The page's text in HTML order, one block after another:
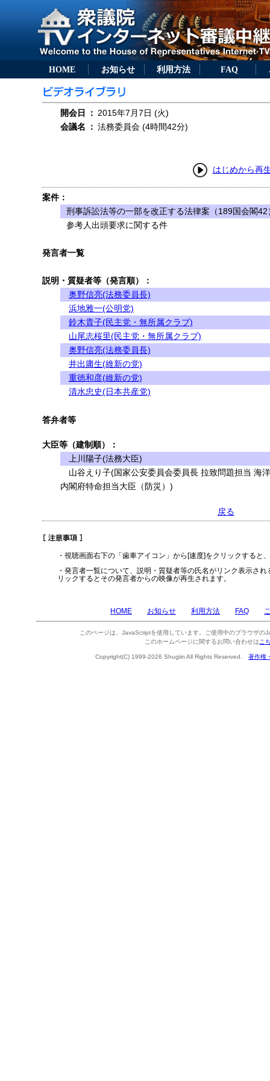
HOME お知らせ 利用方法 FAQ
開会日 ： 2015年7月7日 (火)
会議名
： 法務委員会 (4時間42分)
はじめから再
案件：
刑事訴訟法等の一部を改正する法律案（189国会閣42
参考人出頭要求に関する件
発言者一覧
説明・質疑者等（発言順）：
奥野信亮(法務委員長)
浜地雅一(公明党)
鈴木貴子(民主党・無所属クラブ)
山尾志桜里(民主党・無所属クラブ)
奥野信亮(法務委員長)
井出庸生(維新の党)
重徳和彦(維新の党)
清水忠史(日本共産党)
答弁者等
大臣等（建制順）：
上川陽子(法務大臣)
山谷えり子(国家公安委員会委員長 拉致問題担当 海
内閣府特命担当大臣（防災）)
戻る
・視聴画面右下の「歯車アイコン」から[速度]をクリックすると
・発言者一覧について、説明・質疑者等の氏名がリンク表示さ
リックするとその発言者からの映像が再生されます。
HOME お知らせ 利用方法 FAQ
このページは、JavaScriptを使用しています。ご使用中のブラウザの
このホームページに関するお問い合わせは こ
Copyright(C) 1999-2026 Shugiin All Rights Reserved. 著作権